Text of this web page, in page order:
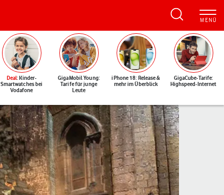
Deal: Kinder-
Smartwatches bei
Vodafone
GigaMobil Young:
Tarife für junge
Leute
iPhone 18: Release &
mehr im Überblick
GigaCube-Tarife:
Highspeed-Internet